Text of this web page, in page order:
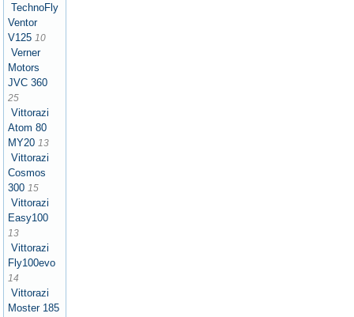
TechnoFly
Ventor
V125 10
Verner
Motors
JVC 360
25
Vittorazi
Atom 80
MY20 13
Vittorazi
Cosmos
300 15
Vittorazi
Easy100
13
Vittorazi
Fly100evo
14
Vittorazi
Moster 185